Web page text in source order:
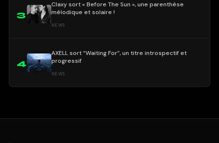
3
Claxy sort « Before The Sun », une parenthèse
mélodique et solaire !
NEWS
4
AXELL sort “Waiting For”, un titre introspectif et
progressif
NEWS